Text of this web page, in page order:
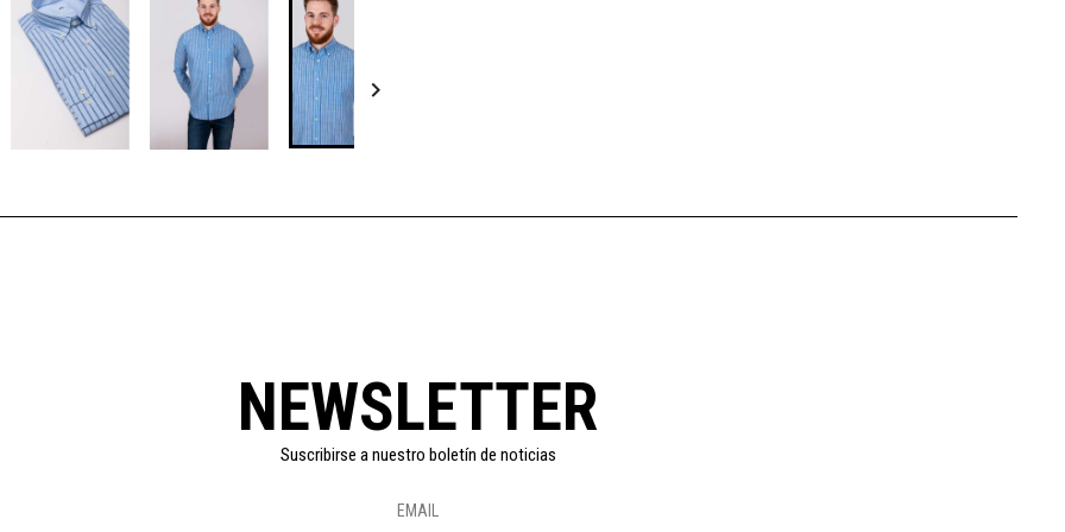

NEWSLETTER
Suscribirse a nuestro boletín de noticias